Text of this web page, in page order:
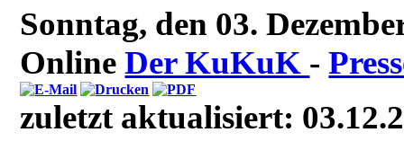
Sonntag, den 03.
OnlineDer KuKuK -
zuletzt aktualisiert: